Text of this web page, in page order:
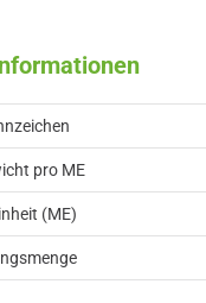
pro ME
(ME)